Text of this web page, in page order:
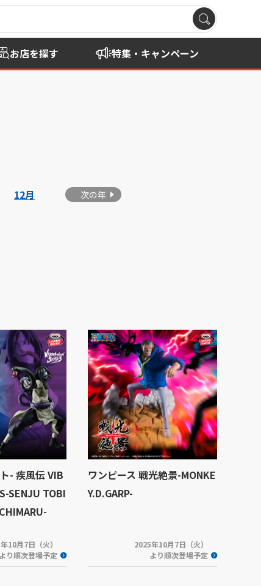
お店を探す 特集・キャンペーン
12月 次の年
- 疾風伝 VIB
SENJU TOBI
10月7日（火）
より順次登場予定
ワンピース 戦光絶景-MONKE
Y.D.GARP-
2025年10月7日（火）
より順次登場予定